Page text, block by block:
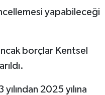
yapabileceği
borçlar Kentsel
2025 yılına